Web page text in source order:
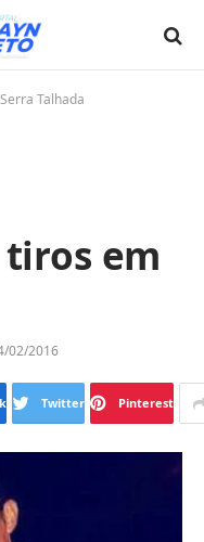
Talhada
tiros em
02/2016
Twitter Pinterest